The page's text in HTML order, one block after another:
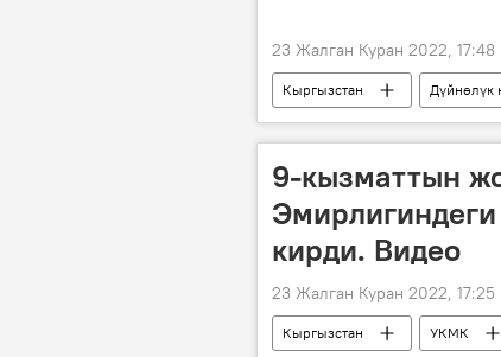
23 Жалган Куран 2022, 17:48
Кыргызстан Дүйнөлүк
9-кызматтын
кирди. Видео
23 Жалган Куран 2022, 17:25
Кыргызстан УКМК